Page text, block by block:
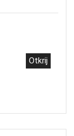
Otkrij